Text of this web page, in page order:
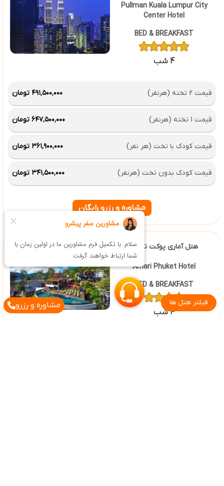
فیلتر هتل ها
Pullman Kuala Lumpur City
Center Hotel
BED & BREAKFAST
4 شب
قیمت 2 تخته (هرنفر) ۴۹۱٬۵۰۰٬۰۰۰ تومان
قیمت 1 تخته (هرنفر) ۶۴۷٬۵۰۰٬۰۰۰ تومان
قیمت کودک با تخت (هر نفر) ۳۶۱٬۹۰۰٬۰۰۰ تومان
قیمت کودک بدون تخت (هرنفر) ۳۴۱٬۵۰۰٬۰۰۰ تومان
مشاوره و رزرو رایگان
هتل آماری پوکت تایلند
Amari Phuket Hotel
BED & BREAKFAST
4 شب
مشاوره و رزرو